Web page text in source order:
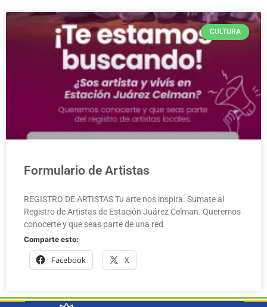
CULTURA
Formulario de Artistas
REGISTRO DE ARTISTAS Tu arte nos inspira. Sumate al
Registro de Artistas de Estación Juárez Celman. Queremos
conocerte y que seas parte de una red
Comparte esto:
Facebook X